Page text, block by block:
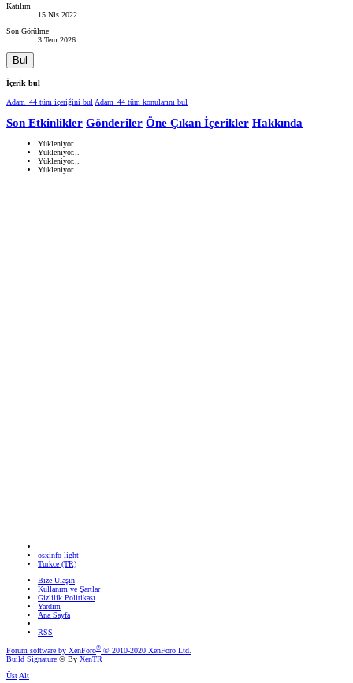
Katılım
15 Nis 2022
Son Görülme
3 Tem 2026
Bul
İçerik bul
Adam_44 tüm içeriğini bul Adam_44 tüm konularını bul
Son Etkinlikler Gönderiler Öne Çıkan İçerikler Hakkında
Yükleniyor...
Yükleniyor...
Yükleniyor...
Yükleniyor...
osxinfo-light
Turkce (TR)
Bize Ulaşın
Kullanım ve Şartlar
Gizlilik Politikası
Yardım
Ana Sayfa
RSS
Forum software by XenForo® © 2010-2020 XenForo Ltd.
Build Signature © By XenTR
ÜstAlt